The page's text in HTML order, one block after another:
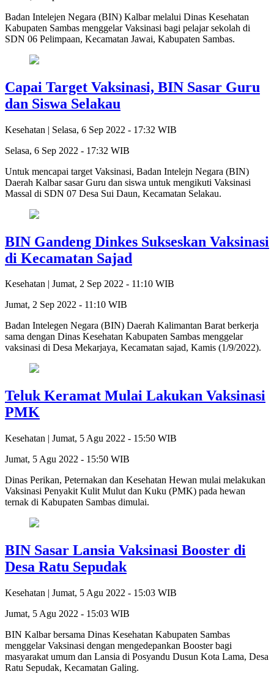
Badan Intelejen Negara (BIN) Kalbar melalui Dinas Kesehatan
Kabupaten Sambas menggelar Vaksinasi bagi pelajar sekolah di
SDN 06 Pelimpaan, Kecamatan Jawai, Kabupaten Sambas.
Capai Target Vaksinasi, BIN Sasar Guru
dan Siswa Selakau
Kesehatan | Selasa, 6 Sep 2022 - 17:32 WIB
Selasa, 6 Sep 2022 - 17:32 WIB
Untuk mencapai target Vaksinasi, Badan Intelejn Negara (BIN)
Daerah Kalbar sasar Guru dan siswa untuk mengikuti Vaksinasi
Massal di SDN 07 Desa Sui Daun, Kecamatan Selakau.
BIN Gandeng Dinkes Sukseskan Vaksinasi
di Kecamatan Sajad
Kesehatan | Jumat, 2 Sep 2022 - 11:10 WIB
Jumat, 2 Sep 2022 - 11:10 WIB
Badan Intelegen Negara (BIN) Daerah Kalimantan Barat berkerja
sama dengan Dinas Kesehatan Kabupaten Sambas menggelar
vaksinasi di Desa Mekarjaya, Kecamatan sajad, Kamis (1/9/2022).
Teluk Keramat Mulai Lakukan Vaksinasi
PMK
Kesehatan | Jumat, 5 Agu 2022 - 15:50 WIB
Jumat, 5 Agu 2022 - 15:50 WIB
Dinas Perikan, Peternakan dan Kesehatan Hewan mulai melakukan
Vaksinasi Penyakit Kulit Mulut dan Kuku (PMK) pada hewan
ternak di Kabupaten Sambas dimulai.
BIN Sasar Lansia Vaksinasi Booster di
Desa Ratu Sepudak
Kesehatan | Jumat, 5 Agu 2022 - 15:03 WIB
Jumat, 5 Agu 2022 - 15:03 WIB
BIN Kalbar bersama Dinas Kesehatan Kabupaten Sambas
menggelar Vaksinasi dengan mengedepankan Booster bagi
masyarakat umum dan Lansia di Posyandu Dusun Kota Lama, Desa
Ratu Sepudak, Kecamatan Galing.